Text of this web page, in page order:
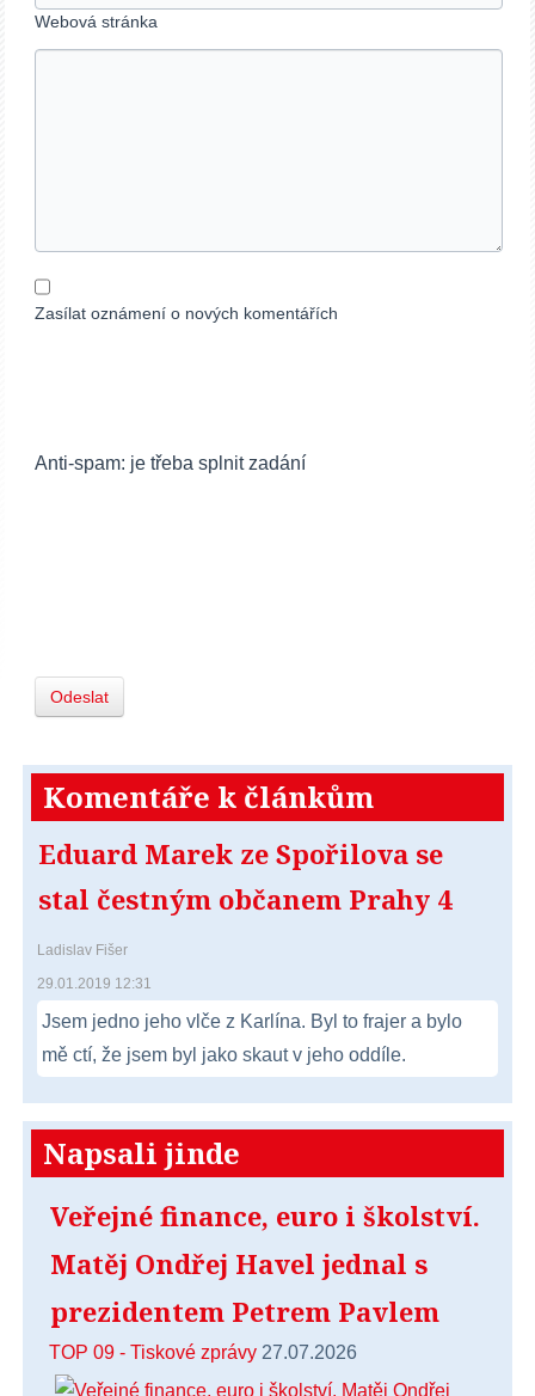
Webová stránka
Zasílat oznámení o nových komentářích
Anti-spam: je třeba splnit zadání
Odeslat
Komentáře k článkům
Eduard Marek ze Spořilova se
stal čestným občanem Prahy 4
Ladislav Fišer
29.01.2019 12:31
Jsem jedno jeho vlče z Karlína. Byl to frajer a bylo
mě ctí, že jsem byl jako skaut v jeho oddíle.
Napsali jinde
Veřejné finance, euro i školství.
Matěj Ondřej Havel jednal s
prezidentem Petrem Pavlem
TOP 09 - Tiskové zprávy 27.07.2026